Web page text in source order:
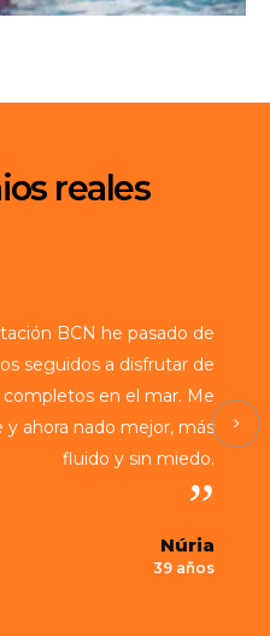
reales
BCN he pasado de
seguidos a disfrutar de
en el mar. Me
y ahora nado mejor, más
fluido y sin miedo.
Núria
39 años